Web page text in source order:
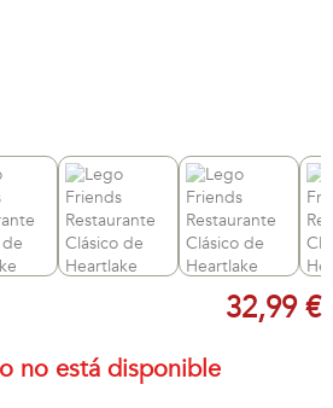
32,99 €
no está disponible